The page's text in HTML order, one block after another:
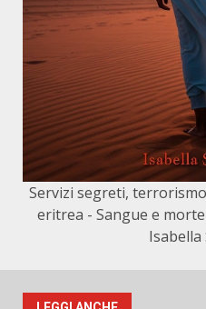
Servizi segreti,
eritrea - Sangue e
Isabella